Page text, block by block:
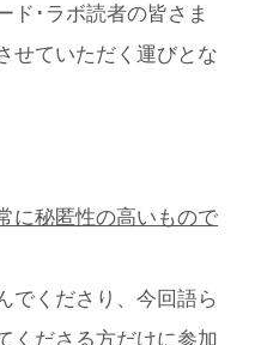
ド･ラボ読者の皆さま
せていただく運びとな
に秘匿性の高いもので
でくださり、今回語ら
くださる方だけに参加